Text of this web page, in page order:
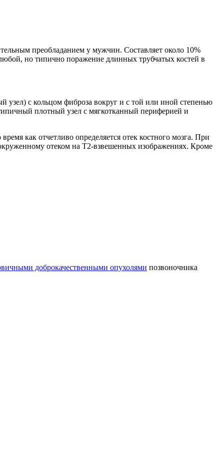
преобладанием у мужчин. Составляет около 10%
но типично поражение длинных трубчатых костей в
с кольцом фиброза вокруг и с той или иной степенью
плотный узел с мягкотканный периферией и
как отчетливо определяется отек костного мозга. При
отеком на Т2-взвешенных изображениях. Кроме
доброкачественными опухолями позвоночника